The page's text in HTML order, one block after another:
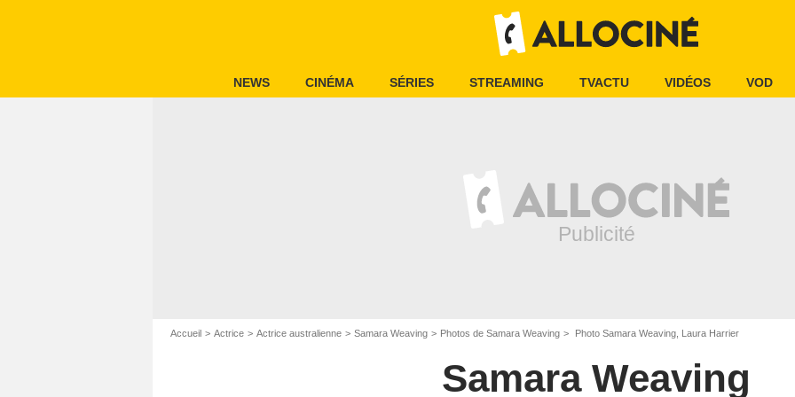
NEWS CINÉMA SÉRIES STREAMING TVACTU VIDÉOS VOD
Accueil Actrice Actrice australienne Samara Weaving Photos de Samara Weaving Photo Samara Weaving, Laura Harrier
Samara Weaving